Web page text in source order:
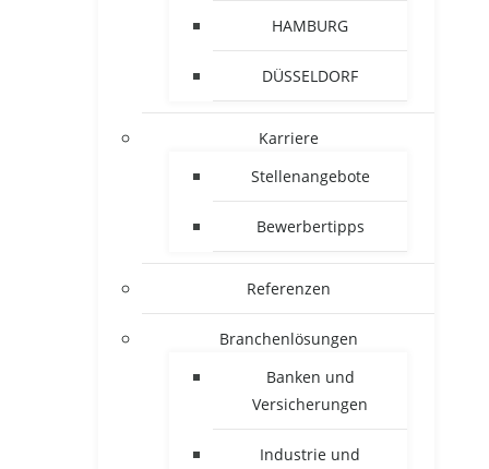
HAMBURG
DÜSSELDORF
Karriere
Stellenangebote
Bewerbertipps
Referenzen
Branchenlösungen
Banken und
Versicherungen
Industrie und